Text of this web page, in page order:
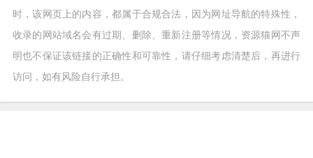
时，该网页上的内容，都属于合规合法，因为网址导航的特殊性，
收录的网站域名会有过期、删除、重新注册等情况，资源猫网不声
明也不保证该链接的正确性和可靠性，请仔细考虑清楚后，再进行
访问，如有风险自行承担。